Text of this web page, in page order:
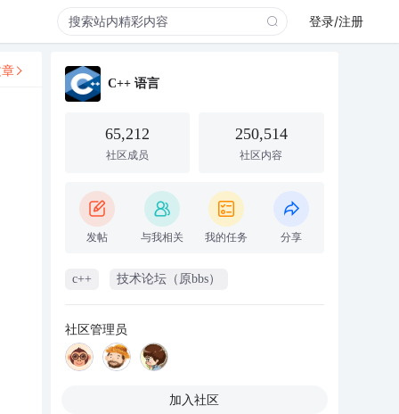
登录/注册
C++ 语言
65,212
社区成员
250,514
社区内容
发帖 与我相关 我的任务 分享
c++ 技术论坛（原bbs）
社区管理员
加入社区